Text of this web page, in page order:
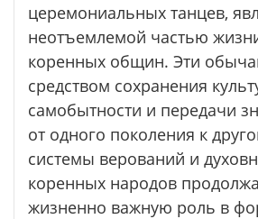
церемониальных танцев,
неотъемлемой частью
коренных общин. Эти
средством сохранения
самобытности и передачи
от одного поколения к
системы верований и
коренных народов
жизненно важную роль в